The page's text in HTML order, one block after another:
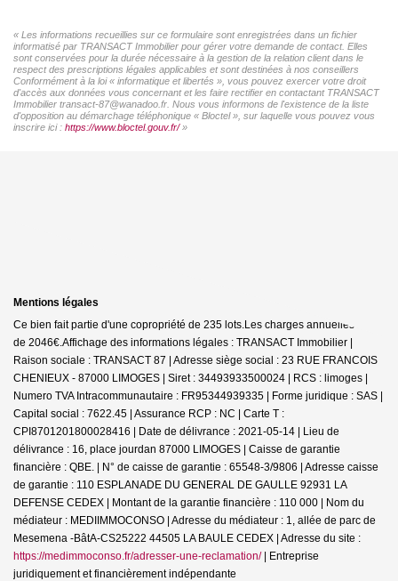
« Les informations recueillies sur ce formulaire sont enregistrées dans un fichier
informatisé par TRANSACT Immobilier pour gérer votre demande de contact. Elles
sont conservées pour la durée nécessaire à la gestion de la relation client dans le
respect des prescriptions légales applicables et sont destinées à nos conseillers
Conformément à la loi « informatique et libertés », vous pouvez exercer votre droit
d'accès aux données vous concernant et les faire rectifier en contactant TRANSACT
Immobilier transact-87@wanadoo.fr. Nous vous informons de l'existence de la liste
d'opposition au démarchage téléphonique « Bloctel », sur laquelle vous pouvez vous
inscrire ici : https://www.bloctel.gouv.fr/»
Mentions légales
Ce bien fait partie d'une copropriété de 235 lots.Les charges annuelles sont
de 2046€. Affichage des informations légales : TRANSACT Immobilier |
Raison sociale : TRANSACT 87 | Adresse siège social : 23 RUE FRANCOIS
CHENIEUX - 87000 LIMOGES | Siret : 34493933500024 | RCS : limoges |
Numero TVA Intracommunautaire : FR95344939335 | Forme juridique : SAS |
Capital social : 7622.45 | Assurance RCP : NC | Carte T :
CPI8701201800028416 | Date de délivrance : 2021-05-14 | Lieu de
délivrance : 16, place jourdan 87000 LIMOGES | Caisse de garantie
financière : QBE. | N° de caisse de garantie : 65548-3/9806 | Adresse caisse
de garantie : 110 ESPLANADE DU GENERAL DE GAULLE 92931 LA
DEFENSE CEDEX | Montant de la garantie financière : 110 000 | Nom du
médiateur : MEDIIMMOCONSO | Adresse du médiateur : 1, allée de parc de
Mesemena -BâtA-CS25222 44505 LA BAULE CEDEX | Adresse du site :
https://medimmoconso.fr/adresser-une-reclamation/| Entreprise
juridiquement et financièrement indépendante